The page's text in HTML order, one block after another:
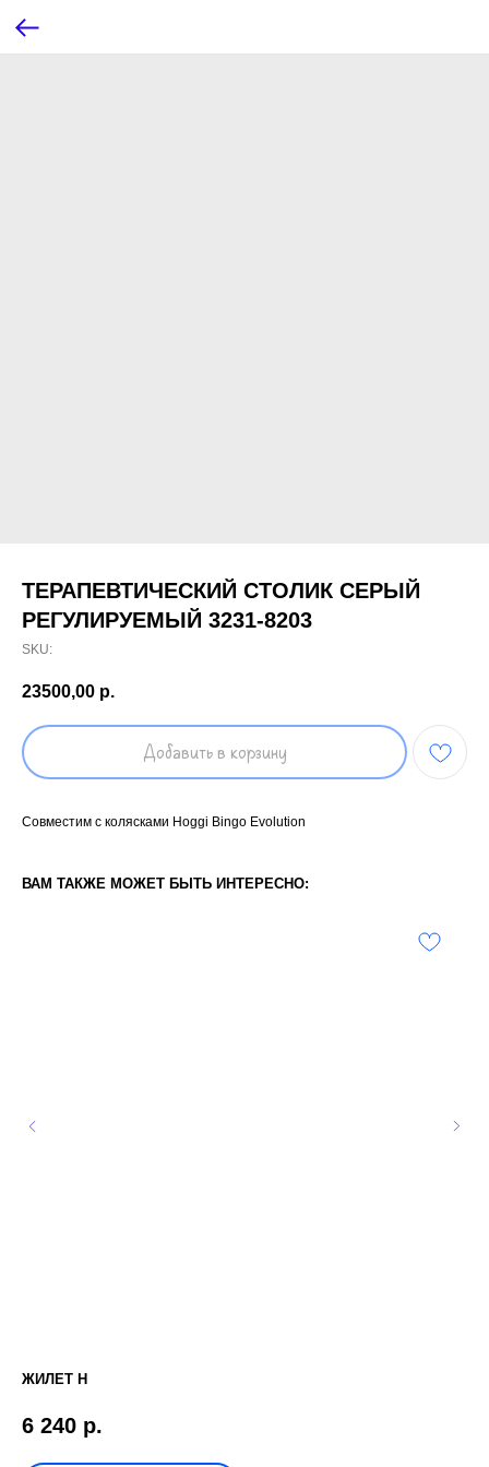
ТЕРАПЕВТИЧЕСКИЙ СТОЛИК СЕРЫЙ
РЕГУЛИРУЕМЫЙ 3231-8203
SKU:
23500,00 р.
Добавить в корзину
Cовместим с колясками Hoggi Bingo Evolution
ВАМ ТАКЖЕ МОЖЕТ БЫТЬ ИНТЕРЕСНО:
ЖИЛЕТ H
6 240 р.